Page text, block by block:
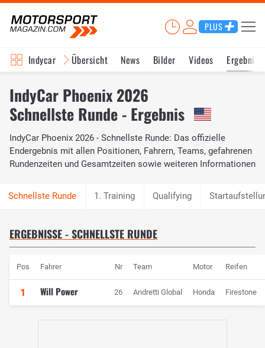
PLUS
Indycar Übersicht News Bilder Videos
IndyCar Phoenix 2026
Schnellste Runde - Ergebnis
IndyCar Phoenix 2026 - Schnellste Runde: Das offizielle
Endergebnis mit allen Positionen, Fahrern, Teams, gefahrenen
Rundenzeiten und Gesamtzeiten sowie weiteren Informationen
1. Training Qualifying
ERGEBNISSE - SCHNELLSTE RUNDE
Pos Fahrer Nr Team Motor Reifen
1 Will Power 26 Andretti Global Honda Firestone